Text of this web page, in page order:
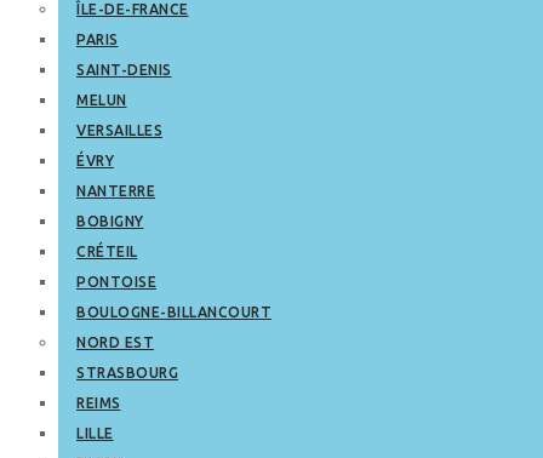
ÎLE-DE-FRANCE
PARIS
SAINT-DENIS
MELUN
VERSAILLES
ÉVRY
NANTERRE
BOBIGNY
CRÉTEIL
PONTOISE
BOULOGNE-BILLANCOURT
NORD EST
STRASBOURG
REIMS
LILLE